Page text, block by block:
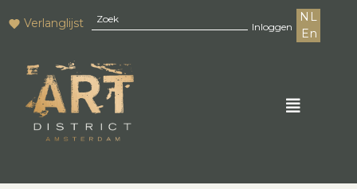
Verlanglijst Inloggen
NL
En